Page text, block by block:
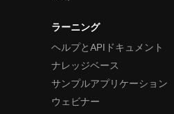
ラーニング
ヘルプとAPIドキュメント
ナレッジベース
サンプルアプリケーション
ウェビナー